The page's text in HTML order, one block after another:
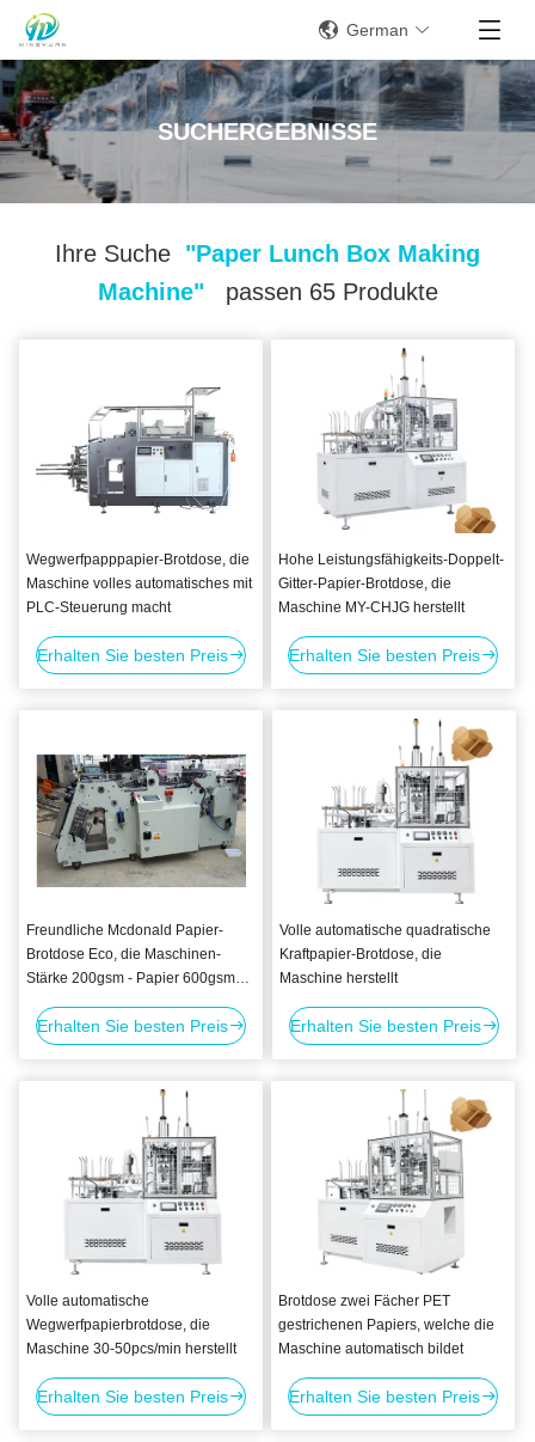
German
SUCHERGEBNISSE
Ihre Suche "paper Lunch Box Making
Machine"passen 65 Produkte
Wegwerfpapppapier-Brotdose, die
Maschine volles automatisches mit
PLC-Steuerung macht
Erhalten Sie besten Preis
Hohe Leistungsfähigkeits-Doppelt-
Gitter-Papier-Brotdose, die
Maschine MY-CHJG herstellt
Erhalten Sie besten Preis
Freundliche Mcdonald Papier-
Brotdose Eco, die Maschinen-
Stärke 200gsm - Papier 600gsm
Erhalten Sie besten Preis
Volle automatische quadratische
Kraftpapier-Brotdose, die
Maschine herstellt
Erhalten Sie besten Preis
Volle automatische
Wegwerfpapierbrotdose, die
Maschine 30-50pcs/min herstellt
Erhalten Sie besten Preis
Brotdose zwei Fächer PET
gestrichenen Papiers, welche die
Maschine automatisch bildet
Erhalten Sie besten Preis